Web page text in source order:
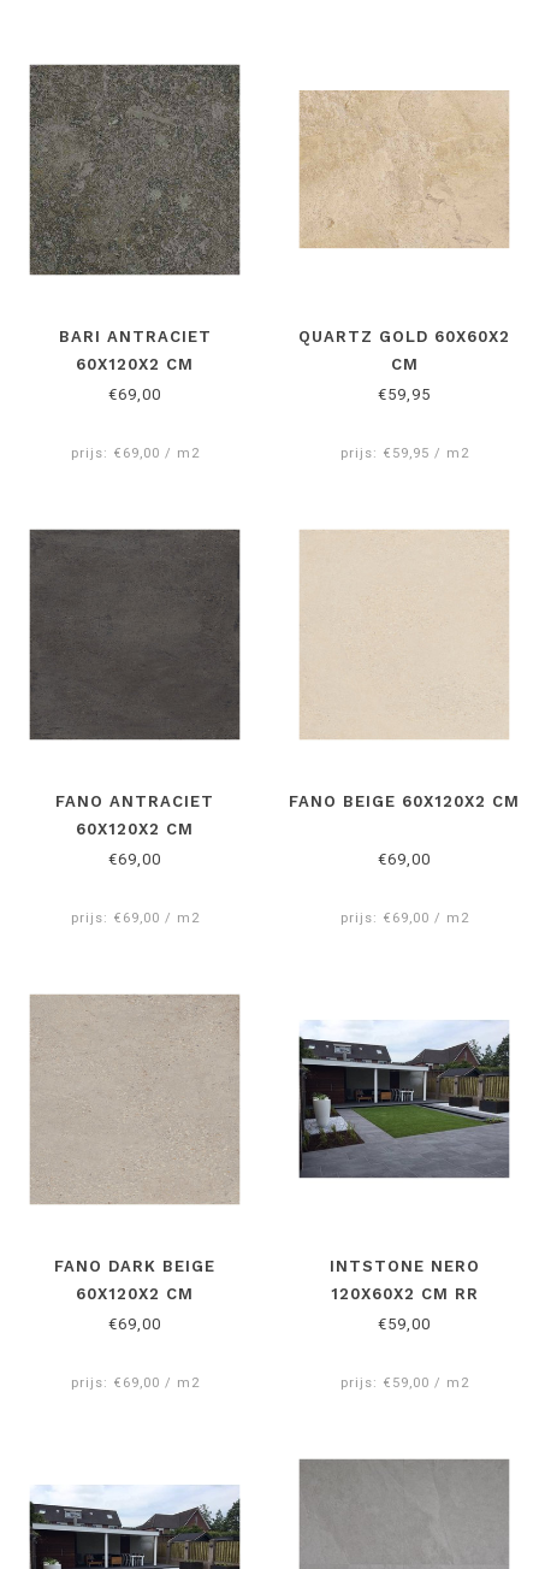
BARI ANTRACIET
60X120X2 CM
€69,00
prijs: €69,00 / m2
QUARTZ GOLD 60X60X2
CM
€59,95
prijs: €59,95 / m2
FANO ANTRACIET
60X120X2 CM
€69,00
prijs: €69,00 / m2
FANO BEIGE 60X120X2 CM
€69,00
prijs: €69,00 / m2
FANO DARK BEIGE
60X120X2 CM
€69,00
prijs: €69,00 / m2
INTSTONE NERO
120X60X2 CM RR
KERAMISCHE
€59,00
prijs: €59,00 / m2